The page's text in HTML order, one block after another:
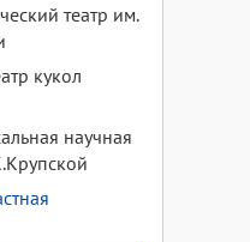
театр им.
кукол
научная